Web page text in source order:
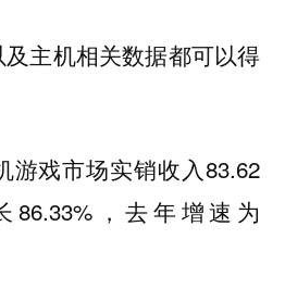
主机相关数据都可以得
游戏市场实销收入83.62
，去年增速为